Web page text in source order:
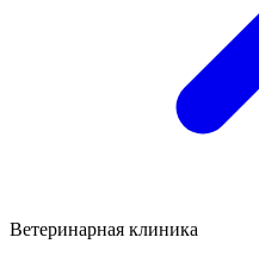
Ветеринарная клиника